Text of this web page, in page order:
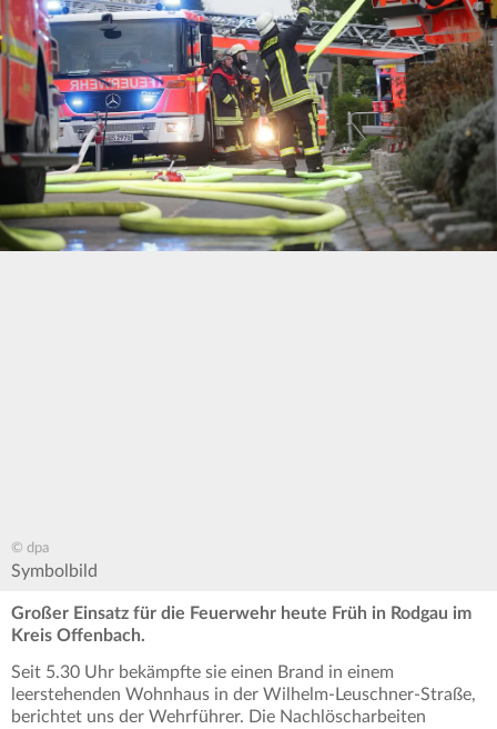
© dpa
Symbolbild
Großer Einsatz für die Feuerwehr heute Früh in Rodgau im
Kreis Offenbach.
Seit 5.30 Uhr bekämpfte sie einen Brand in einem
leerstehenden Wohnhaus in der Wilhelm-Leuschner-Straße,
berichtet uns der Wehrführer. Die Nachlöscharbeiten